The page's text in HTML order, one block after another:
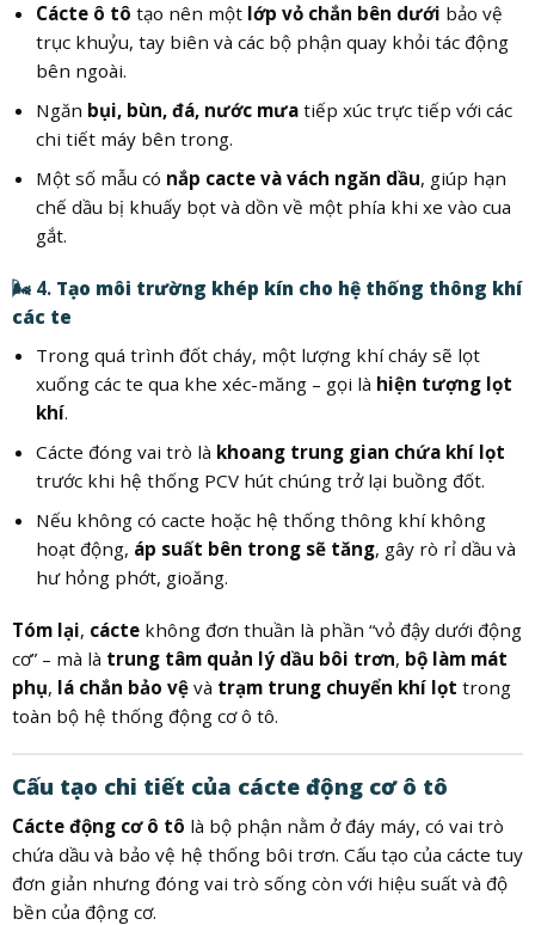
Cácte ô tô tạo nên một lớp vỏ chắn bên dưới bảo vệ
trục khuỷu, tay biên và các bộ phận quay khỏi tác động
bên ngoài.
Ngăn bụi, bùn, đá, nước mưatiếp xúc trực tiếp với các
chi tiết máy bên trong.
Một số mẫu có nắp cacte và vách ngăn dầu, giúp hạn
chế dầu bị khuấy bọt và dồn về một phía khi xe vào cua
gắt.
🌬️ 4. Tạo môi trường khép kín cho hệ thống thông khí
các te
Trong quá trình đốt cháy, một lượng khí cháy sẽ lọt
xuống các te qua khe xéc-măng – gọi là hiện tượng lọt
khí.
Cácte đóng vai trò là khoang trung gian chứa khí lọt
trước khi hệ thống PCV hút chúng trở lại buồng đốt.
Nếu không có cacte hoặc hệ thống thông khí không
hoạt động, áp suất bên trong sẽ tăng, gây rò rỉ dầu và
hư hỏng phớt, gioăng.
Tóm lại, cáctekhông đơn thuần là phần “vỏ đậy dưới động
cơ” – mà là trung tâm quản lý dầu bôi trơn, bộ làm mát
phụ, lá chắn bảo vệvà trạm trung chuyển khí lọt trong
toàn bộ hệ thống động cơ ô tô.
Cấu tạo chi tiết của cácte động cơ ô tô
Cácte động cơ ô tô là bộ phận nằm ở đáy máy, có vai trò
chứa dầu và bảo vệ hệ thống bôi trơn. Cấu tạo của cácte tuy
đơn giản nhưng đóng vai trò sống còn với hiệu suất và độ
bền của động cơ.